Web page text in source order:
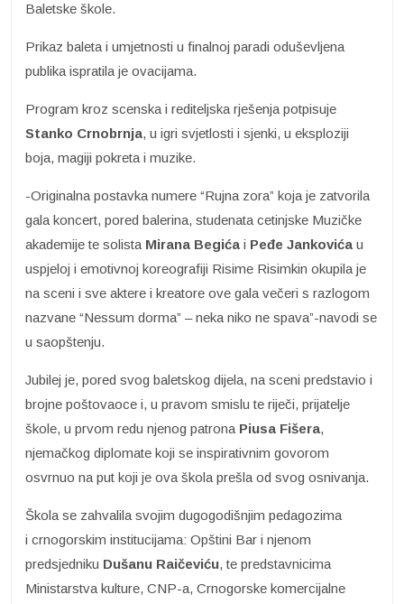
Baletske škole.
Prikaz baleta i umjetnosti u finalnoj paradi oduševljena
publika ispratila je ovacijama.
Program kroz scenska i rediteljska rješenja potpisuje
Stanko Crnobrnja, u igri svjetlosti i sjenki, u eksploziji
boja, magiji pokreta i muzike.
-Originalna postavka numere “Rujna zora” koja je zatvorila
gala koncert, pored balerina, studenata cetinjske Muzičke
akademije te solista Mirana Begića i Peđe Jankovića u
uspjeloj i emotivnoj koreografiji Risime Risimkin okupila je
na sceni i sve aktere i kreatore ove gala večeri s razlogom
nazvane “Nessum dorma” – neka niko ne spava”-navodi se
u saopštenju.
Jubilej je, pored svog baletskog dijela, na sceni predstavio i
brojne poštovaoce i, u pravom smislu te riječi, prijatelje
škole, u prvom redu njenog patrona Piusa Fišera,
njemačkog diplomate koji se inspirativnim govorom
osvrnuo na put koji je ova škola prešla od svog osnivanja.
Škola se zahvalila svojim dugogodišnjim pedagozima
i crnogorskim institucijama: Opštini Bar i njenom
predsjedniku Dušanu Raičeviću, te predstavnicima
Ministarstva kulture, CNP-a, Crnogorske komercijalne